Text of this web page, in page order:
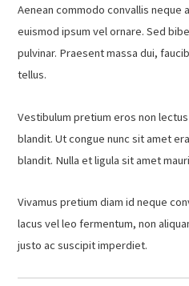
Aenean commodo convallis neque
euismod ipsum vel ornare. Sed
pulvinar. Praesent massa dui,
tellus.
Vestibulum pretium eros non
blandit. Ut congue nunc sit amet
blandit. Nulla et ligula sit amet
Vivamus pretium diam id neque
lacus vel leo fermentum, non
justo ac suscipit imperdiet.